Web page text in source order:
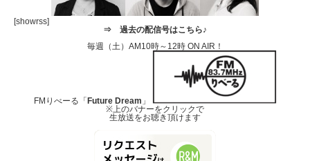
[showrss]
⇒ 過去の配信号はこちら♪
毎週（土）AM10時～12時 ON AIR！
FMりべーる「Future Dream 」
※上のバナーをクリックで
生放送をお聴き頂けます